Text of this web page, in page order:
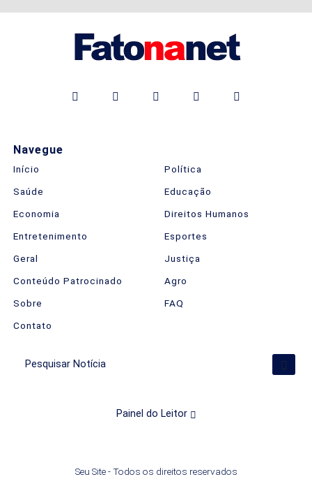
Navegue
Início
Política
Saúde
Educação
Economia
Direitos Humanos
Entretenimento
Esportes
Geral
Justiça
Conteúdo Patrocinado
Agro
Sobre
FAQ
Contato
Pesquisar Notícia
Painel do Leitor
Seu Site - Todos os direitos reservados
Esse site utiliza cookies para melhorar sua